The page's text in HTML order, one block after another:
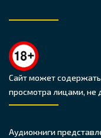
Сайт может
просмотра лицами, не
Аудиокниги